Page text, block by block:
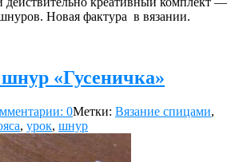
Новая фактура в вязании.
«Гусеничка»
0Метки: Вязание спицами,
, урок, шнур